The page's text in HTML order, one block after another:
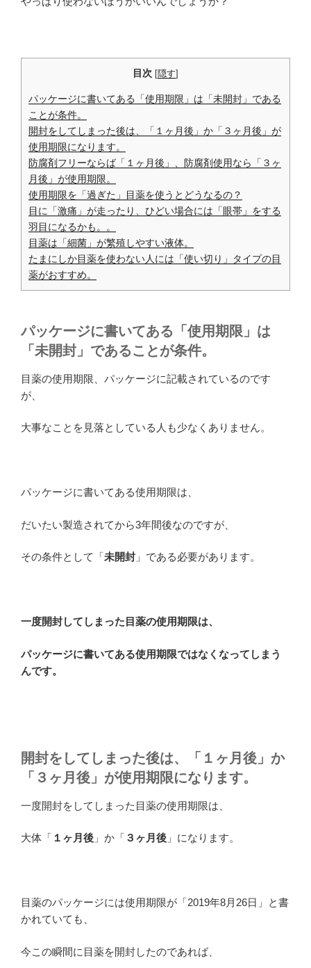
目次 [隠す]
パッケージに書いてある「使用期限」は「未開封」である
ことが条件。
開封をしてしまった後は、「１ヶ月後」か「３ヶ月後」が
使用期限になります。
防腐剤フリーならば「１ヶ月後」、防腐剤使用なら「３ヶ
月後」が使用期限。
使用期限を「過ぎた」目薬を使うとどうなるの？
目に「激痛」が走ったり、ひどい場合には「眼帯」をする
羽目になるかも。。
目薬は「細菌」が繁殖しやすい液体。
たまにしか目薬を使わない人には「使い切り」タイプの目
薬がおすすめ。
パッケージに書いてある「使用期限」は
「未開封」であることが条件。
目薬の使用期限、パッケージに記載されているのです
が、
大事なことを見落としている人も少なくありません。
パッケージに書いてある使用期限は、
だいたい製造されてから3年間後なのですが、
その条件として「 未開封 」である必要があります。
一度開封してしまった目薬の使用期限は、
パッケージに書いてある使用期限ではなくなってしまう
んです。
開封をしてしまった後は、「１ヶ月後」か
「３ヶ月後」が使用期限になります。
一度開封をしてしまった目薬の使用期限は、
大体「 １ヶ月後 」か「 ３ヶ月後 」になります。
目薬のパッケージには使用期限が「2019年8月26日」と書
かれていても、
今この瞬間に目薬を開封したのであれば、